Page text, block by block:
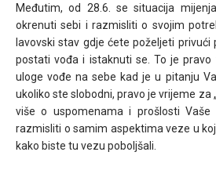
Međutim, od 28.6. se situacija
okrenuti sebi i razmisliti o svojim
lavovski stav gdje ćete poželjeti
postati vođa i istaknuti se. To je
uloge vođe na sebe kad je u pitanju
ukoliko ste slobodni, pravo je vrijeme za
više o uspomenama i prošlosti
razmisliti o samim aspektima veze u
kako biste tu vezu poboljšali.